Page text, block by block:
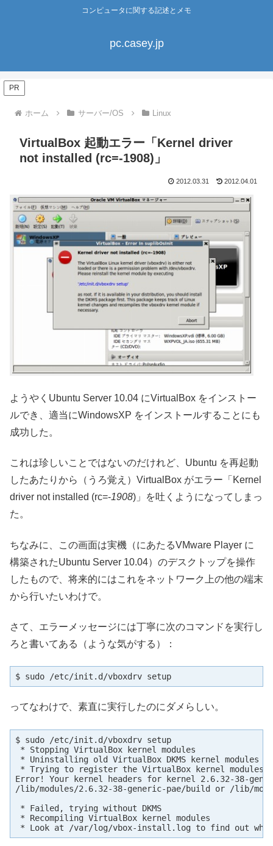
コンピュータに関する記述とメモ
pc.casey.jp
PR
ホーム サーバー/OS Linux
VirtualBox 起動エラー「Kernel driver
not installed (rc=-1908)」
2012.03.31 2012.04.01
ようやくUbuntu Server 10.04 にVirtualBox をインストー
ルでき、適当にWindowsXP をインストールすることにも
成功した。
これは珍しいことではないのだけれど、Ubuntu を再起動
したあたりから（うろ覚え）VirtualBox がエラー「Kernel
driver not installed (rc=-1908)」を吐くようになってしまっ
た。
ちなみに、この画面は実機（にあたるVMware Player に
構築されたUbuntu Server 10.04）のデスクトップを操作
したもので、将来的にはこれをネットワーク上の他の端末
から行いたいわけで。
さて、エラーメッセージには丁寧に次のコマンドを実行し
ろと書いてある（ような気がする）：
$ sudo /etc/init.d/vboxdrv setup
ってなわけで、素直に実行したのにダメらしい。
$ sudo /etc/init.d/vboxdrv setup
* Stopping VirtualBox kernel modules
* Uninstalling old VirtualBox DKMS kernel modules
* Trying to register the VirtualBox kernel modules
Error! Your kernel headers for kernel 2.6.32-38-
/lib/modules/2.6.32-38-generic-pae/build or /lib/
* Failed, trying without DKMS
* Recompiling VirtualBox kernel modules
* Look at /var/log/vbox-install.log to find out what